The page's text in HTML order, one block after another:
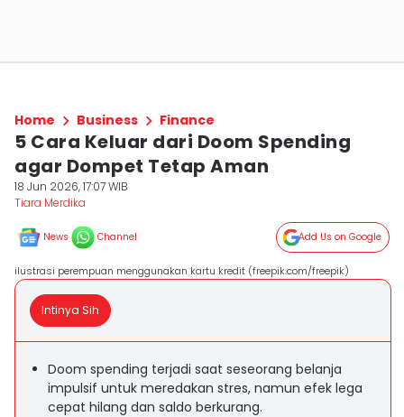
Home Business Finance
5 Cara Keluar dari Doom Spending
agar Dompet Tetap Aman
18 Jun 2026, 17:07 WIB
Tiara Merdika
News Channel Add Us on Google
ilustrasi perempuan menggunakan kartu kredit (freepik.com/freepik)
Intinya Sih
Doom spending terjadi saat seseorang belanja
impulsif untuk meredakan stres, namun efek lega
cepat hilang dan saldo berkurang.